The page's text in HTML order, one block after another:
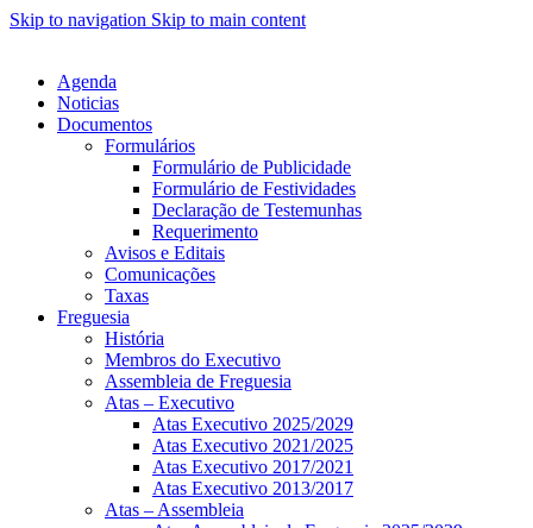
Skip to navigation Skip to main content
Agenda
Noticias
Documentos
Formulários
Formulário de Publicidade
Formulário de Festividades
Declaração de Testemunhas
Requerimento
Avisos e Editais
Comunicações
Taxas
Freguesia
História
Membros do Executivo
Assembleia de Freguesia
Atas – Executivo
Atas Executivo 2025/2029
Atas Executivo 2021/2025
Atas Executivo 2017/2021
Atas Executivo 2013/2017
Atas – Assembleia